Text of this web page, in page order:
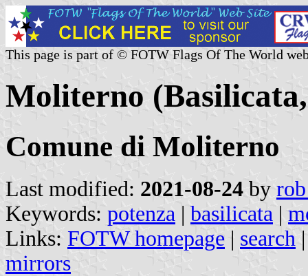
This page is part of © FOTW Flags Of The World
Moliterno
Comune di Moliterno
Last modified: 2021-08-24 by
Keywords: potenza | basilicata |
Links: FOTW homepage | search
mirrors